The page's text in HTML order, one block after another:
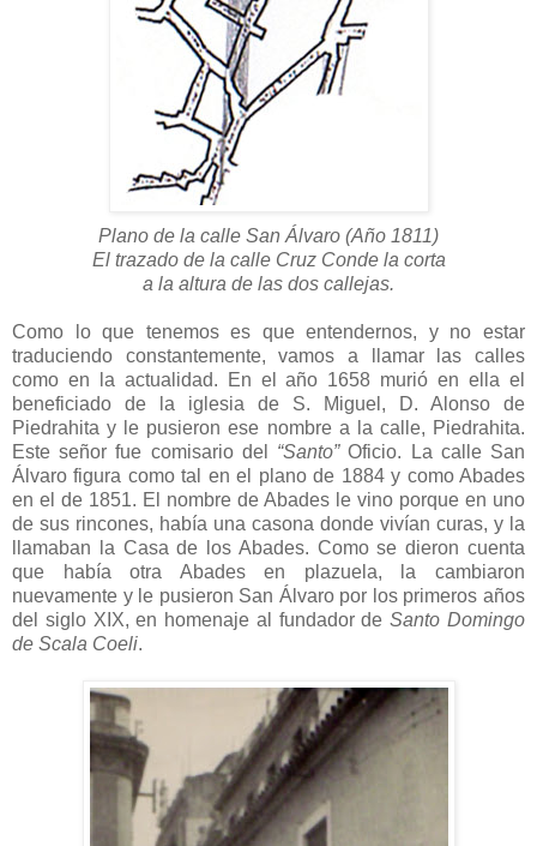
Plano de la calle San Álvaro (Año 1811)
El trazado de la calle Cruz Conde la corta
a la altura de las dos callejas.
Como lo que tenemos es que entendernos, y no estar
traduciendo constantemente, vamos a llamar las calles
como en la actualidad. En el año 1658 murió en ella el
beneficiado de la iglesia de S. Miguel, D. Alonso de
Piedrahita y le pusieron ese nombre a la calle, Piedrahita.
Este señor fue comisario del “Santo”Oficio. La calle San
Álvaro figura como tal en el plano de 1884 y como Abades
en el de 1851. El nombre de Abades le vino porque en uno
de sus rincones, había una casona donde vivían curas, y la
llamaban la Casa de los Abades. Como se dieron cuenta
que había otra Abades en plazuela, la cambiaron
nuevamente y le pusieron San Álvaro por los primeros años
del siglo XIX, en homenaje al fundador deSanto Domingo
de Scala Coeli.